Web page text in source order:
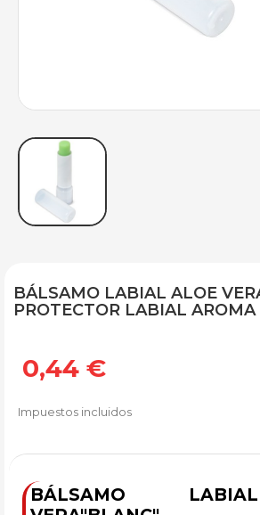
BÁLSAMO LABIAL ALOE
PROTECTOR LABIAL AROMA
0,44 €
Impuestos incluidos
BÁLSAMO